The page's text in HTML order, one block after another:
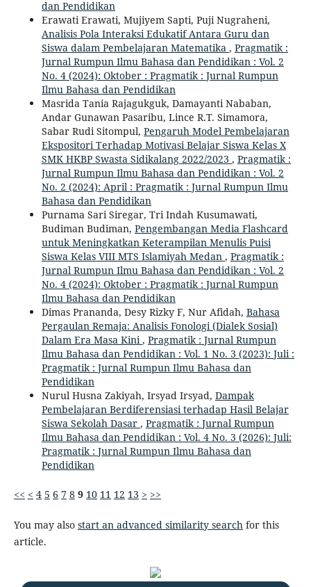
dan Pendidikan
Erawati Erawati, Mujiyem Sapti, Puji Nugraheni,
Analisis Pola Interaksi Edukatif Antara Guru dan
Siswa dalam Pembelajaran Matematika , Pragmatik :
Jurnal Rumpun Ilmu Bahasa dan Pendidikan : Vol. 2
No. 4 (2024): Oktober : Pragmatik : Jurnal Rumpun
Ilmu Bahasa dan Pendidikan
Masrida Tania Rajagukguk, Damayanti Nababan,
Andar Gunawan Pasaribu, Lince R.T. Simamora,
Sabar Rudi Sitompul, Pengaruh Model Pembelajaran
Ekspositori Terhadap Motivasi Belajar Siswa Kelas X
SMK HKBP Swasta Sidikalang 2022/2023 , Pragmatik :
Jurnal Rumpun Ilmu Bahasa dan Pendidikan : Vol. 2
No. 2 (2024): April : Pragmatik : Jurnal Rumpun Ilmu
Bahasa dan Pendidikan
Purnama Sari Siregar, Tri Indah Kusumawati,
Budiman Budiman, Pengembangan Media Flashcard
untuk Meningkatkan Keterampilan Menulis Puisi
Siswa Kelas VIII MTS Islamiyah Medan , Pragmatik :
Jurnal Rumpun Ilmu Bahasa dan Pendidikan : Vol. 2
No. 4 (2024): Oktober : Pragmatik : Jurnal Rumpun
Ilmu Bahasa dan Pendidikan
Dimas Prananda, Desy Rizky F, Nur Afidah, Bahasa
Pergaulan Remaja: Analisis Fonologi (Dialek Sosial)
Dalam Era Masa Kini , Pragmatik : Jurnal Rumpun
Ilmu Bahasa dan Pendidikan : Vol. 1 No. 3 (2023): Juli :
Pragmatik : Jurnal Rumpun Ilmu Bahasa dan
Pendidikan
Nurul Husna Zakiyah, Irsyad Irsyad, Dampak
Pembelajaran Berdiferensiasi terhadap Hasil Belajar
Siswa Sekolah Dasar , Pragmatik : Jurnal Rumpun
Ilmu Bahasa dan Pendidikan : Vol. 4 No. 3 (2026): Juli:
Pragmatik : Jurnal Rumpun Ilmu Bahasa dan
Pendidikan
<< < 4 5 6 7 8 9 10 11 12 13 > >>
You may also start an advanced similarity search for this
article.